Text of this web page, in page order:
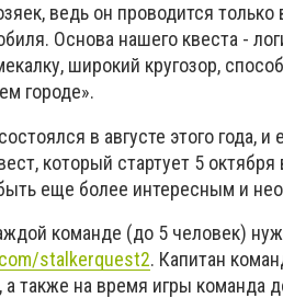
ведь он проводится
Основа нашего квеста -
широкий кругозор,
городе».
в августе этого года,
который стартует 5
еще более интересным и
команде (до 5 человек)
stalkerquest2. Капитан
а также на время игры